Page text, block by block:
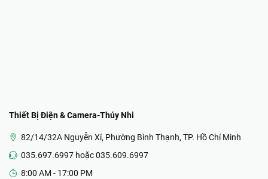
Thiết Bị Điện & Camera-Thúy Nhi
82/14/32A Nguyễn Xí, Phường Bình Thạnh, TP. Hồ Chí Minh
035.697.6997 hoặc 035.609.6997
8:00 AM - 17:00 PM